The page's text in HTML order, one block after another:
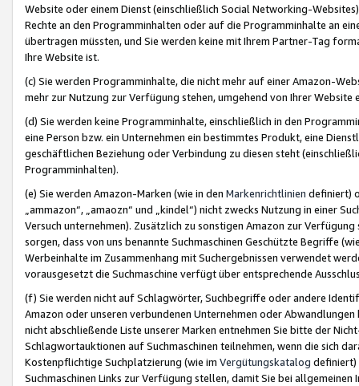
Website oder einem Dienst (einschließlich Social Networking-
Rechte an den Programminhalten oder auf die Programminhalte an
übertragen müssten, und Sie werden keine mit Ihrem Partner-Tag
Ihre Website ist.
(c) Sie werden Programminhalte, die nicht mehr auf einer Amazon-
mehr zur Nutzung zur Verfügung stehen, umgehend von Ihrer
(d) Sie werden keine Programminhalte, einschließlich in den
eine Person bzw. ein Unternehmen ein bestimmtes Produkt, eine
geschäftlichen Beziehung oder Verbindung zu diesen steht
Programminhalten).
(e) Sie werden Amazon-Marken (wie in den Markenrichtlinien definiert)
„ammazon“, „amaozn“ und „kindel“) nicht zwecks Nutzung in einer
Versuch unternehmen). Zusätzlich zu sonstigen Amazon zur
sorgen, dass von uns benannte Suchmaschinen Geschützte Begriffe
Werbeinhalte im Zusammenhang mit Suchergebnissen verwendet
vorausgesetzt die Suchmaschine verfügt über entsprechende
(f) Sie werden nicht auf Schlagwörter, Suchbegriffe oder andere
Amazon oder unseren verbundenen Unternehmen oder
nicht abschließende Liste unserer Marken entnehmen Sie bitte der
Schlagwortauktionen auf Suchmaschinen teilnehmen, wenn die sich
Kostenpflichtige Suchplatzierung (wie im Vergütungskatalog definiert)
Suchmaschinen Links zur Verfügung stellen, damit Sie bei